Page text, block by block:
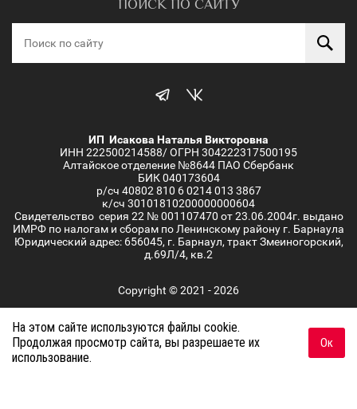
ПОИСК ПО САЙТУ
ИП Исакова Наталья Викторовна
ИНН 222500214588/ ОГРН 304222317500195
Алтайское отделение №8644 ПАО Сбербанк
БИК 040173604
р/сч 40802 810 6 0214 013 3867
к/сч 30101810200000000604
Свидетельство серия 22 № 001107470 от 23.06.2004г. выдано
ИМРФ по налогам и сборам по Ленинскому району г. Барнаула
Юридический адрес: 656045, г. Барнаул, тракт Змеиногорский,
д.69Л/4, кв.2
Copyright © 2021 - 2026
На этом сайте используются файлы cookie.
Продолжая просмотр сайта, вы разрешаете их
использование.
Ок